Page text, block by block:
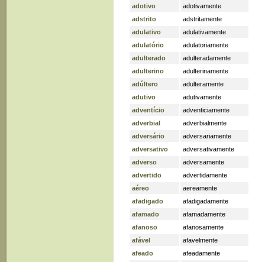
adotivo
adotivamente
adstrito
adstritamente
adulativo
adulativamente
adulatório
adulatoriamente
adulterado
adulteradamente
adulterino
adulterinamente
adúltero
adulteramente
adutivo
adutivamente
adventício
adventiciamente
adverbial
adverbialmente
adversário
adversariamente
adversativo
adversativamente
adverso
adversamente
advertido
advertidamente
aéreo
aereamente
afadigado
afadigadamente
afamado
afamadamente
afanoso
afanosamente
afável
afavelmente
afeado
afeadamente